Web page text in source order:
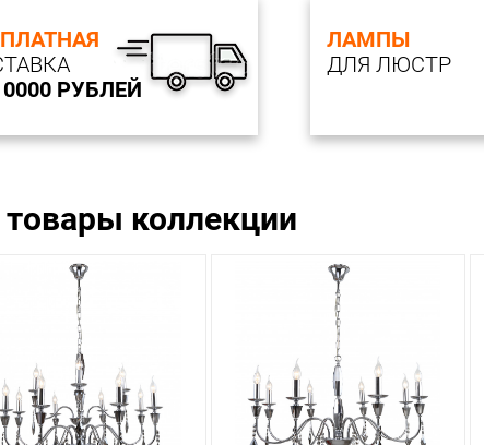
РУБЛЕЙ
ЛАМПЫ
ДЛЯ ЛЮСТР
товары коллекции